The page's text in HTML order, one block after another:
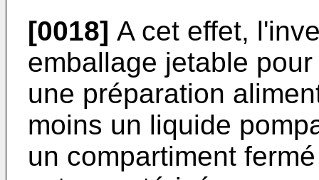
[0018] A cet effet,
emballage jetable
une préparation
moins un liquide
un compartiment